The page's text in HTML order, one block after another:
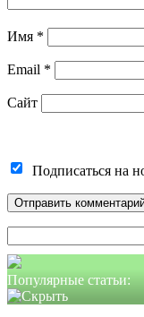
Имя *
Email *
Сайт
Подписаться на
Популярные статьи: